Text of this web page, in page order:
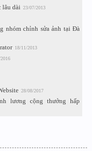
lâu dài 23/07/2013
nhóm chỉnh sửa ảnh tại Đà
18/11/2013
28/08/2017
lương cộng thưởng hấp